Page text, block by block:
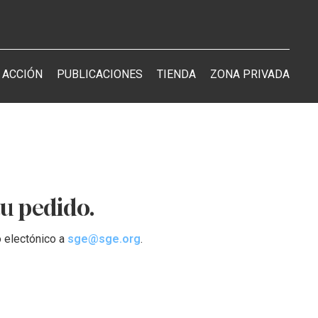
PUBLICACIONES TIENDA ZONA PRIVADA
pedido.
electónico a sge@sge.org.